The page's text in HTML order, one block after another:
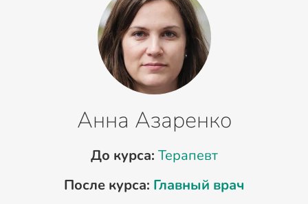
Анна Азаренко
До курса: Терапевт
После курса: Главный врач